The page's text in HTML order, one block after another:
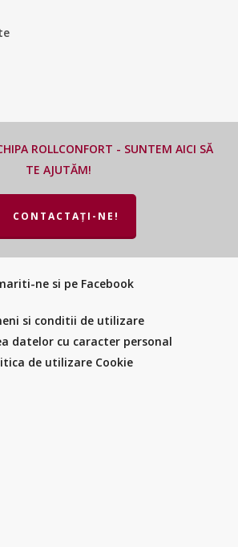
ROLLCONFORT - SUNTEM AICI SĂ
TE AJUTĂM!
CONTACTAȚI-NE!
ne si pe Facebook
si conditii de utilizare
datelor cu caracter personal
de utilizare Cookie